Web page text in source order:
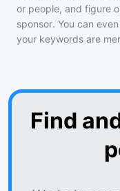
or people, and figure
sponsor. You can
your keywords are
Find